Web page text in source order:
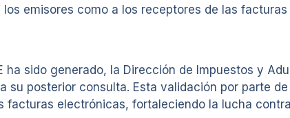
emisores como a los receptores de las
ha sido generado, la Dirección de Impuestos y
su posterior consulta. Esta validación por parte
facturas electrónicas, fortaleciendo la lucha